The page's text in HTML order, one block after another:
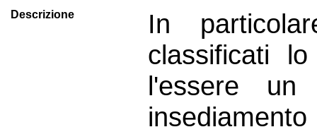
Descrizione
In
classificati
l'essere un